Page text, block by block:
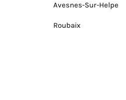
Avesnes-Sur-Helpe
Roubaix